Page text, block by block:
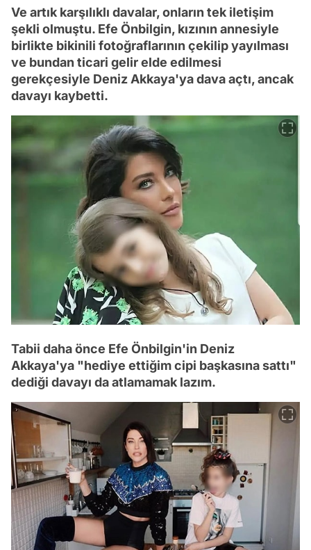
Ve artık karşılıklı davalar, onların tek iletişim
şekli olmuştu. Efe Önbilgin, kızının annesiyle
birlikte bikinili fotoğraflarının çekilip yayılması
ve bundan ticari gelir elde edilmesi
gerekçesiyle Deniz Akkaya'ya dava açtı, ancak
davayı kaybetti.
Tabii daha önce Efe Önbilgin'in Deniz
Akkaya'ya "hediye ettiğim cipi başkasına sattı"
dediği davayı da atlamamak lazım.